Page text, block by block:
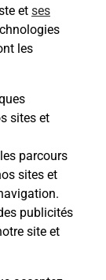
et ses
les
sites et
parcours
sites et
publicités
site et